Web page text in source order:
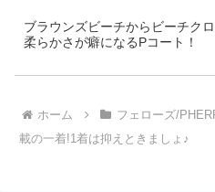
ブラウンズビーチからビーチク
柔らかさが癖になるPコート！
ホーム フェローズ/
載の一着!1着は抑えときましょ♪